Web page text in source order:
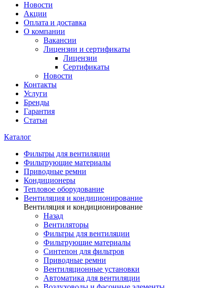
Новости
Акции
Оплата и доставка
О компании
Вакансии
Лицензии и сертификаты
Лицензии
Сертификаты
Новости
Контакты
Услуги
Бренды
Гарантия
Статьи
Каталог
Фильтры для вентиляции
Фильтрующие материалы
Приводные ремни
Кондиционеры
Тепловое оборудование
Вентиляция и кондиционирование
Вентиляция и кондиционирование
Назад
Вентиляторы
Фильтры для вентиляции
Фильтрующие материалы
Синтепон для фильтров
Приводные ремни
Вентиляционные установки
Автоматика для вентиляции